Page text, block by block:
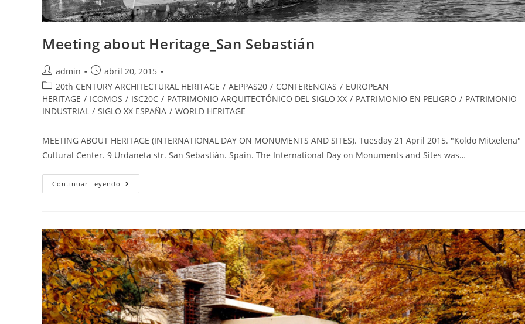
Meeting about Heritage_San Sebastián
admin
abril 20, 2015
20th CENTURY ARCHITECTURAL HERITAGE / AEPPAS20 / CONFERENCIAS / EUROPEAN
HERITAGE / ICOMOS / ISC20C / PATRIMONIO ARQUITECTÓNICO DEL SIGLO XX / PATRIMONIO EN PELIGRO / PATRIMONIO
INDUSTRIAL / SIGLO XX ESPAÑA / WORLD HERITAGE
MEETING ABOUT HERITAGE (INTERNATIONAL DAY ON MONUMENTS AND SITES). Tuesday 21 April 2015. "Koldo Mitxelena"
Cultural Center. 9 Urdaneta str. San Sebastián. Spain. The International Day on Monuments and Sites was…
Continuar Leyendo